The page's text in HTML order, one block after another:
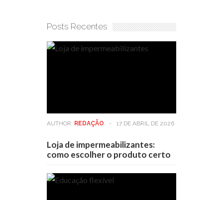
Posts Recentes
AUTHOR: REDAÇÃO - 17 DE ABRIL DE 2026
Loja de impermeabilizantes:
como escolher o produto certo